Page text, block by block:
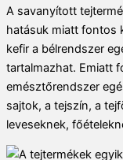
A savanyított
hatásuk miatt fontos
kefir a bélrendszer
tartalmazhat. Emiatt
emésztőrendszer
sajtok, a tejszín, a
leveseknek,